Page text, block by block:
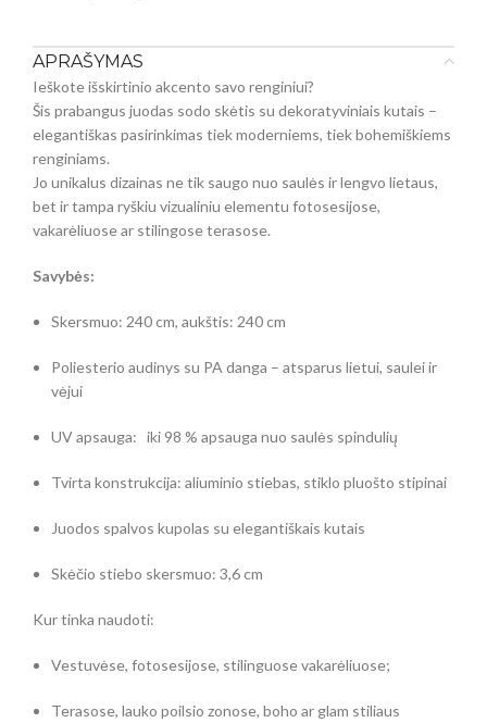
APRAŠYMAS
Ieškote išskirtinio akcento savo renginiui?
Šis prabangus juodas sodo skėtis su dekoratyviniais kutais –
elegantiškas pasirinkimas tiek moderniems, tiek bohemiškiems
renginiams.
Jo unikalus dizainas ne tik saugo nuo saulės ir lengvo lietaus,
bet ir tampa ryškiu vizualiniu elementu fotosesijose,
vakarėliuose ar stilingose terasose.
Savybės:
Skersmuo: 240 cm, aukštis: 240 cm
Poliesterio audinys su PA danga – atsparus lietui, saulei ir
vėjui
UV apsauga: iki 98 % apsauga nuo saulės spindulių
Tvirta konstrukcija: aliuminio stiebas, stiklo pluošto stipinai
Juodos spalvos kupolas su elegantiškais kutais
Skėčio stiebo skersmuo: 3,6 cm
Kur tinka naudoti:
Vestuvėse, fotosesijose, stilinguose vakarėliuose;
Terasose, lauko poilsio zonose, boho ar glam stiliaus